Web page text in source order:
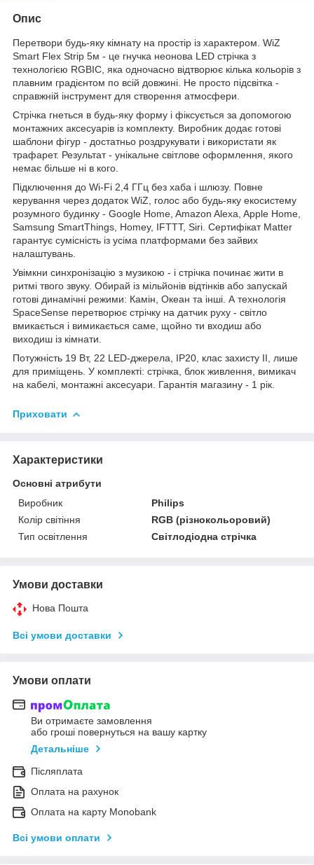
Опис
Перетвори будь-яку кімнату на простір із характером. WiZ
Smart Flex Strip 5м - це гнучка неонова LED стрічка з
технологією RGBIC, яка одночасно відтворює кілька кольорів з
плавним градієнтом по всій довжині. Не просто підсвітка -
справжній інструмент для створення атмосфери.
Стрічка гнеться в будь-яку форму і фіксується за допомогою
монтажних аксесуарів із комплекту. Виробник додає готові
шаблони фігур - достатньо роздрукувати і використати як
трафарет. Результат - унікальне світлове оформлення, якого
немає більше ні в кого.
Підключення до Wi-Fi 2,4 ГГц без хаба і шлюзу. Повне
керування через додаток WiZ, голос або будь-яку екосистему
розумного будинку - Google Home, Amazon Alexa, Apple Home,
Samsung SmartThings, Homey, IFTTT, Siri. Сертифікат Matter
гарантує сумісність із усіма платформами без зайвих
налаштувань.
Увімкни синхронізацію з музикою - і стрічка починає жити в
ритмі твого звуку. Обирай із мільйонів відтінків або запускай
готові динамічні режими: Камін, Океан та інші. А технологія
SpaceSense перетворює стрічку на датчик руху - світло
вмикається і вимикається саме, щойно ти входиш або
виходиш із кімнати.
Потужність 19 Вт, 22 LED-джерела, IP20, клас захисту II, лише
для приміщень. У комплекті: стрічка, блок живлення, вимикач
на кабелі, монтажні аксесуари. Гарантія магазину - 1 рік.
Приховати
Характеристики
Основні атрибути
Виробник
Philips
Колір світіння
RGB (різнокольоровий)
Тип освітлення
Світлодіодна стрічка
Умови доставки
Нова Пошта
Всі умови доставки
Умови оплати
Ви отримаєте замовлення
або гроші повернуться на вашу картку
Детальніше
Післяплата
Оплата на рахунок
Оплата на карту Monobank
Всі умови оплати